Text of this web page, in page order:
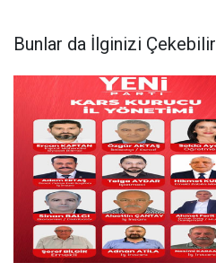
Bunlar da İlginizi Çekebilir